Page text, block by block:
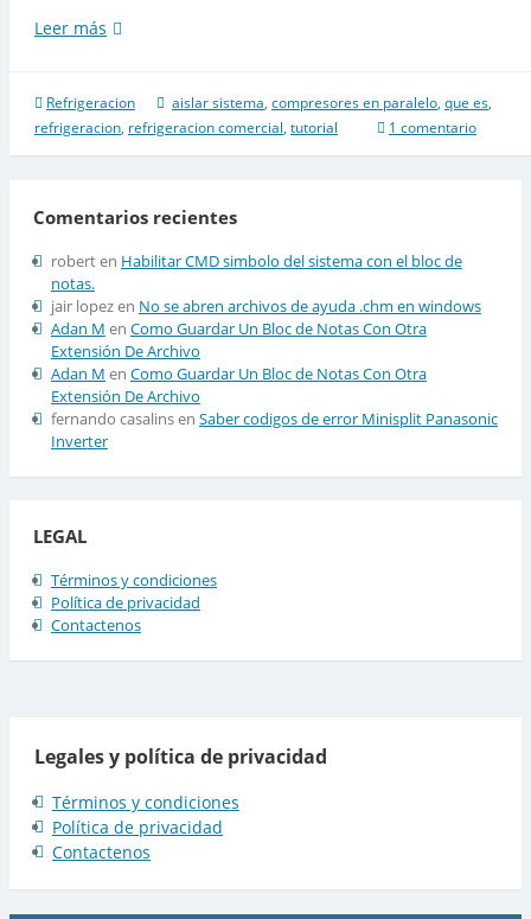
Leer más Que
un
sistema
de
compresores
en
paralelo
–
dialogo
Refrigeracion aislar sistema, compresores en paralelo, que es,
refrigeracion, refrigeracion comercial, tutorial 1 comentario
Comentarios recientes
roberten Habilitar CMD simbolo del sistema con el bloc de
notas.
jair lopezen No se abren archivos de ayuda .chm en windows
Adan M en Como Guardar Un Bloc de Notas Con Otra
Extensión De Archivo
Adan M en Como Guardar Un Bloc de Notas Con Otra
Extensión De Archivo
fernando casalinsen Saber codigos de error Minisplit Panasonic
Inverter
LEGAL
Términos y condiciones
Política de privacidad
Contactenos
Legales y política de privacidad
Términos y condiciones
Política de privacidad
Contactenos